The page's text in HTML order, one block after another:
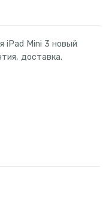
iPad Mini 3 новый
доставка.